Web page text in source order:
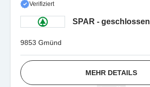
Verifiziert
SPAR - geschlossen
9853 Gmünd
MEHR DETAILS